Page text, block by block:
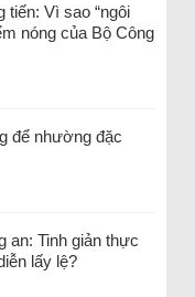
tiến: Vì sao “ngôi
nóng của Bộ Công
để nhường đặc
an: Tinh giản thực
lấy lệ?